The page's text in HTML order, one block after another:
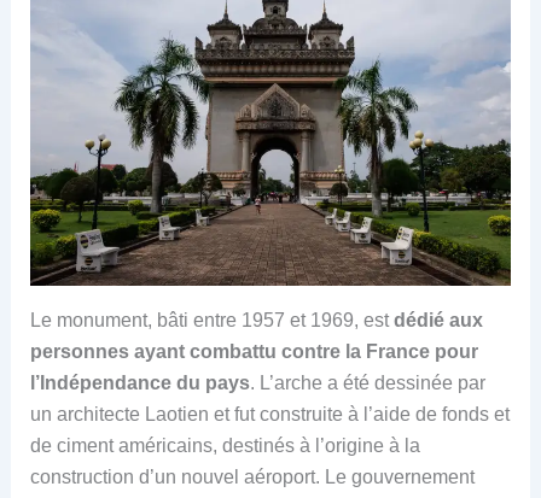
Le monument, bâti entre 1957 et 1969, estdédié aux
personnes ayant combattu contre la France pour
l’Indépendance du pays. L’arche a été dessinée par
un architecte Laotien et fut construite à l’aide de fonds et
de ciment américains, destinés à l’origine à la
construction d’un nouvel aéroport. Le gouvernement